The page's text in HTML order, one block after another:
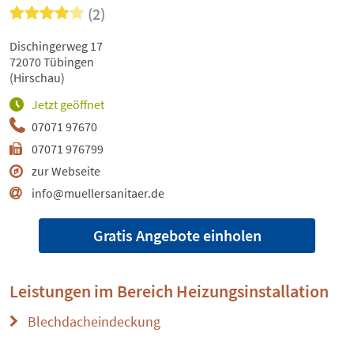
(2)
07071 97670
07071 976799
zur Webseite
info@muellersanitaer.de
Jetzt geöffnet
Dischingerweg 17
72070 Tübingen
(Hirschau)
Gratis Angebote einholen
Leistungen im Bereich Heizungsinstallation
Blechdacheindeckung